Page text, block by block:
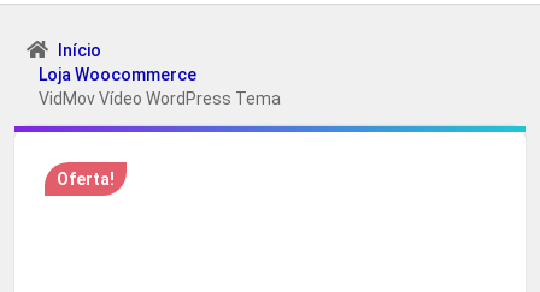
produtos
...
Início
Loja Woocommerce
VidMov Vídeo WordPress Tema
Oferta!